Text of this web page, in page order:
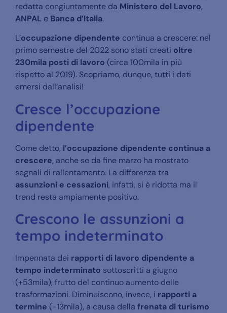
redatta congiuntamente da Ministero del Lavoro,
ANPAL e Banca d’Italia.
L’occupazione dipendente continua a crescere: nel
primo semestre del 2022 sono stati creati oltre
230mila posti di lavoro (circa 100mila in più
rispetto al 2019). Scopriamo, dunque, tutti i dati
emersi dall’analisi!
Cresce l’occupazione
dipendente
Come detto, l’occupazione dipendente continua a
crescere, anche se da fine marzo ha mostrato
segnali di rallentamento. La differenza tra
assunzioni e cessazioni, infatti, si è ridotta ma il
trend resta ampiamente positivo.
Crescono le assunzioni a
tempo indeterminato
Impennata dei rapporti di lavoro dipendente a
tempo indeterminato sottoscritti a giugno
(+53mila), frutto del continuo aumento delle
trasformazioni. Diminuiscono, invece, i rapporti a
termine (-13mila), a causa della frenata di turismo